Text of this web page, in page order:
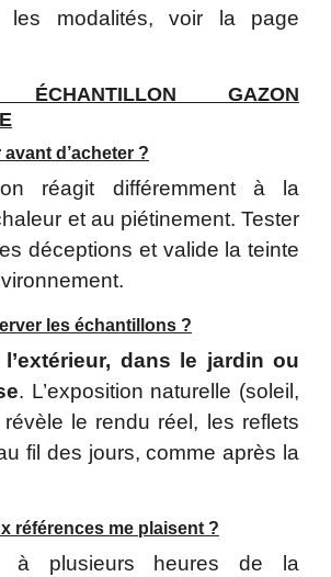
les modalités, voir la page
GAZON
d’acheter ?
réagit différemment à la
et au piétinement. Tester
déceptions et valide la teinte
les échantillons ?
l’extérieur, dans le jardin ou
. L’exposition naturelle (soleil,
le rendu réel, les reflets
fil des jours, comme après la
références me plaisent ?
à plusieurs heures de la